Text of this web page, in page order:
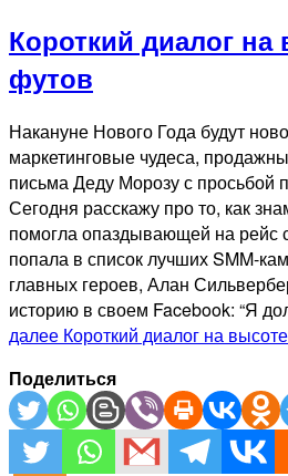
Короткий диалог на
футов
Накануне Нового Года будут
маркетинговые чудеса,
письма Деду Морозу с просьбой
Сегодня расскажу про то, как
помогла опаздывающей на рейс
попала в список лучших SMM-
главных героев, Алан
историю в своем Facebook: “Я
далее Короткий диалог на
Поделиться